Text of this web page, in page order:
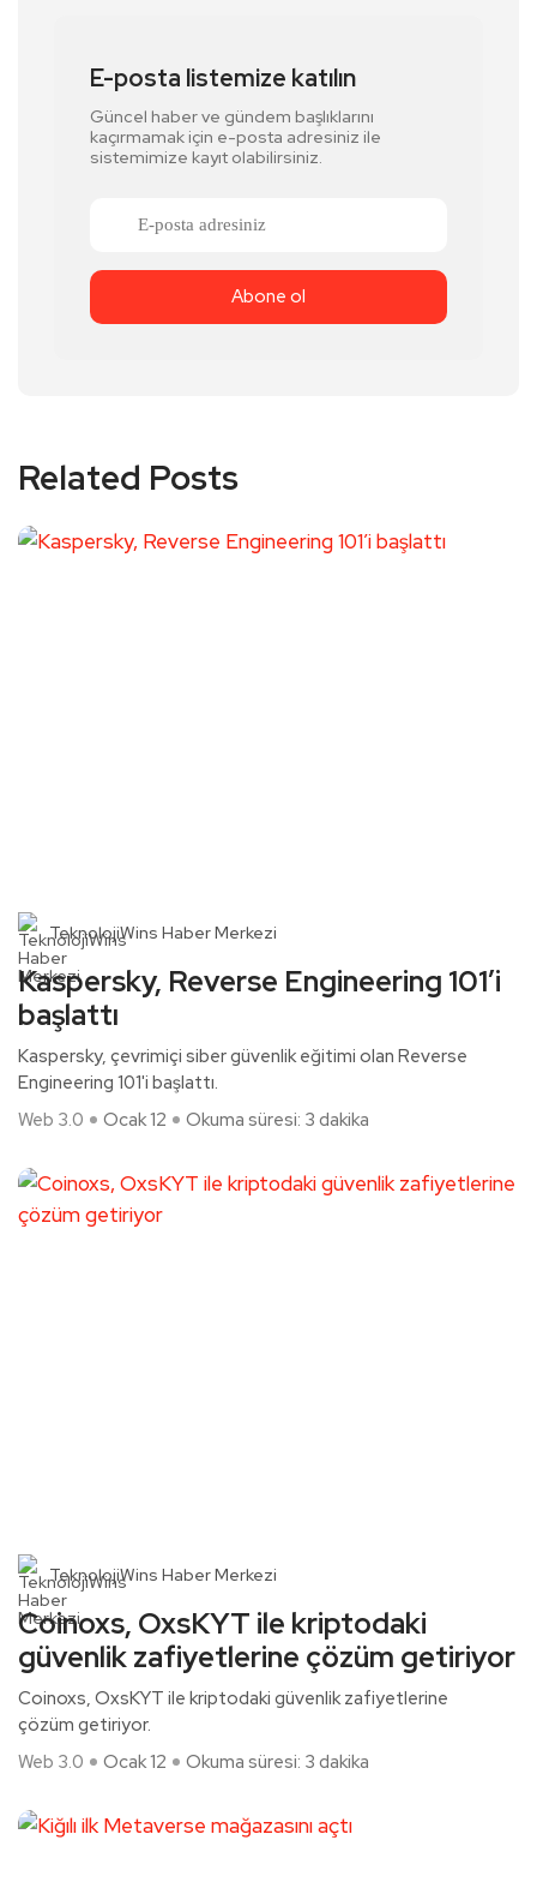
E-posta listemize katılın
Güncel haber ve gündem başlıklarını
kaçırmamak için e-posta adresiniz ile
sistemimize kayıt olabilirsiniz.
Related Posts
TeknolojiWins Haber Merkezi
Kaspersky, Reverse Engineering 101’i
başlattı
Kaspersky, çevrimiçi siber güvenlik eğitimi olan Reverse
Engineering 101'i başlattı.
Web 3.0
Ocak 12 Okuma süresi: 3 dakika
TeknolojiWins Haber Merkezi
Coinoxs, OxsKYT ile kriptodaki
güvenlik zafiyetlerine çözüm getiriyor
Coinoxs, OxsKYT ile kriptodaki güvenlik zafiyetlerine
çözüm getiriyor.
Web 3.0
Ocak 12 Okuma süresi: 3 dakika